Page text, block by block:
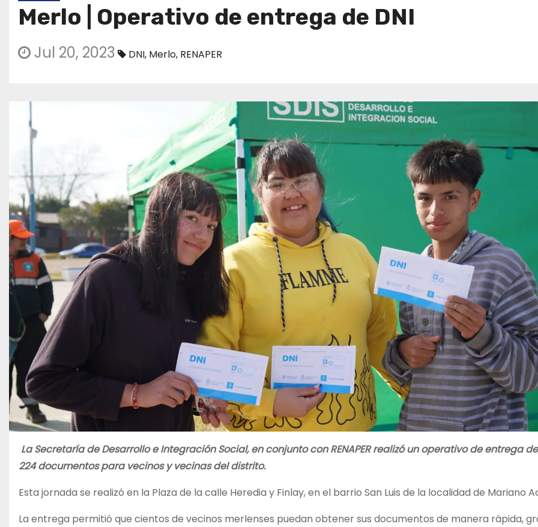
Merlo | Operativo de entrega de DNI
Jul 20, 2023 DNI, Merlo, RENAPER
La Secretaría de Desarrollo e Integración Social, en conjunto con RENAPER realizó un operativo de entrega
224 documentos para vecinos y vecinas del distrito.
Esta jornada se realizó en la Plaza de la calle Heredia y Finlay, en el barrio San Luis de la localidad de Mariano
La entrega permitió que cientos de vecinos merlenses puedan obtener sus documentos de manera rápida,